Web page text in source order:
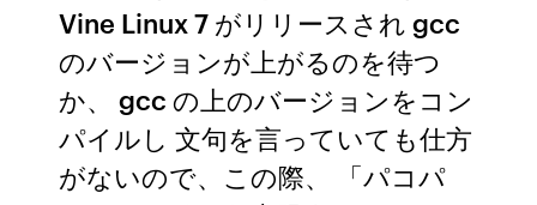
Vine Linux 7 がリリースされ gcc
のバージョンが上がるのを待つ
か、 gcc の上のバージョンをコン
パイルし 文句を言っていても仕方
がないので、この際、 「パコパ